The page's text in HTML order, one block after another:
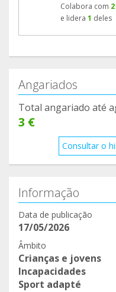
Colabora com 2
e lidera 1 deles
Angariados
Total angariado até
3 €
Consultar o
Informação
Data de publicação
17/05/2026
Âmbito
Crianças e jovens
Incapacidades
Sport adapté